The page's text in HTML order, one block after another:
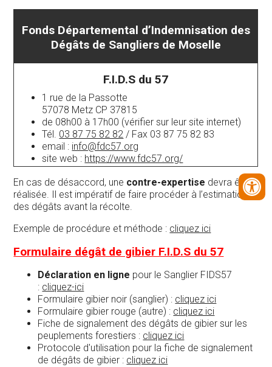
Fonds Départemental d’Indemnisation des
Dégâts de Sangliers de Moselle
F.I.D.S du 57
1 rue de la Passotte
57078 Metz CP 37815
de 08h00 à 17h00 (vérifier sur leur site internet)
Tél. 03 87 75 82 82 / Fax 03 87 75 82 83
email : info@fdc57.org
site web : https://www.fdc57.org/
En cas de désaccord, une contre-expertise devra être
réalisée. Il est impératif de faire procéder à l’estimation
des dégâts avant la récolte.
Exemple de procédure et méthode : cliquez ici
Formulaire dégât de gibier F.I.D.S du 57
Déclaration en ligne pour le Sanglier FIDS57
: cliquez-ici
Formulaire gibier noir (sanglier) : cliquez ici
Formulaire gibier rouge (autre) : cliquez ici
Fiche de signalement des dégâts de gibier sur les
peuplements forestiers : cliquez ici
Protocole d'utilisation pour la fiche de signalement
de dégâts de gibier : cliquez ici